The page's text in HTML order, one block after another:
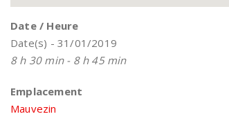
Date / Heure
Date(s) - 31/01/2019
8 h 30 min - 8 h 45 min
Emplacement
Mauvezin